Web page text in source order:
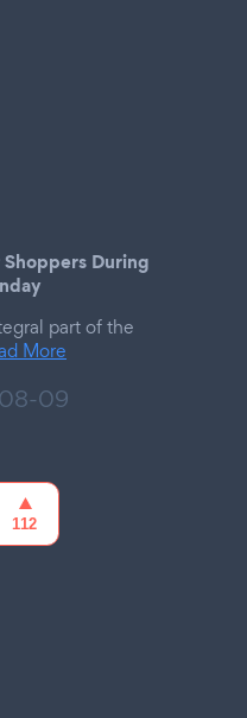
During
part of the
More
09